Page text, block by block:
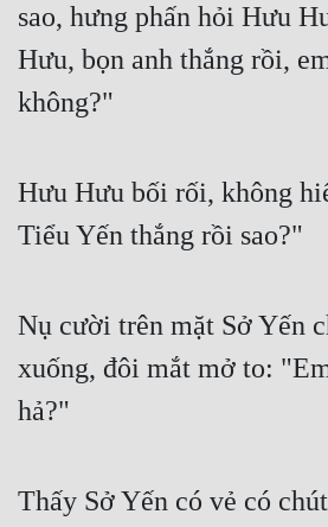
sao, hưng phấn hỏi Hưu
Hưu, bọn anh thắng rồi,
không?"
Hưu Hưu bối rối, không
Tiểu Yến thắng rồi sao?"
Nụ cười trên mặt Sở Yến
xuống, đôi mắt mở to:
hả?"
Thấy Sở Yến có vẻ có